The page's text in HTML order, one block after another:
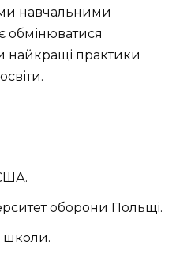
навчальними
обмінюватися
найкращі практики
оборони Польщі.
школи.